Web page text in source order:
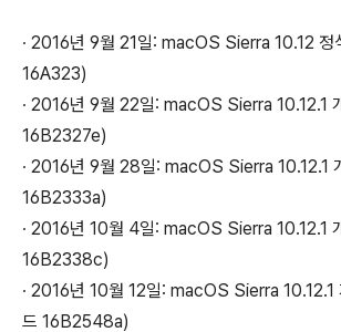
∙ 2016년 9월 21일: macOS Sierra 10.12 정
16A323)
∙ 2016년 9월 22일: macOS Sierra 10.12.1
16B2327e)
∙ 2016년 9월 28일: macOS Sierra 10.12.1
16B2333a)
∙ 2016년 10월 4일: macOS Sierra 10.12.1
16B2338c)
∙ 2016년 10월 12일: macOS Sierra 10.12.1
드 16B2548a)